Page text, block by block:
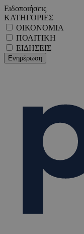
Ειδοποιήσεις
ΚΑΤΗΓΟΡΙΕΣ
ΟΙΚΟΝΟΜΙΑ
ΠΟΛΙΤΙΚΗ
ΕΙΔΗΣΕΙΣ